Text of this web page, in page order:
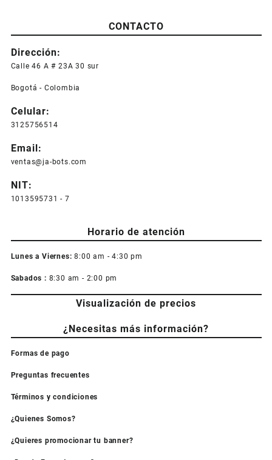
CONTACTO
Dirección:
Calle 46 A # 23A 30 sur
Bogotá - Colombia
Celular:
3125756514
Email:
ventas@ja-bots.com
NIT:
1013595731 - 7
Horario de atención
Lunes a Viernes: 8:00 am - 4:30 pm
Sabados : 8:30 am - 2:00 pm
Visualización de precios
¿Necesitas más información?
Formas de pago
Preguntas frecuentes
Términos y condiciones
¿Quienes Somos?
¿Quieres promocionar tu banner?